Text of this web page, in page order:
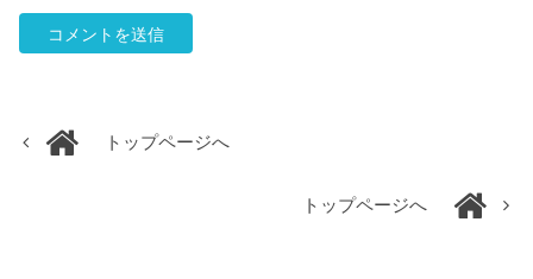
トップページへ
トップページへ